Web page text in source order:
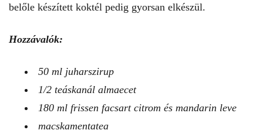
belőle készített koktél pedig gyorsan elkészül.
Hozzávalók:
50 ml juharszirup
1/2 teáskanál almaecet
180 ml frissen facsart citrom és mandarin leve
macskamentatea